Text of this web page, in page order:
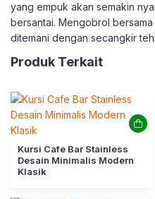
yang empuk akan semakin
bersantai. Mengobrol
ditemani dengan secangkir
Produk Terkait
Kursi Cafe Bar Stainless
Desain Minimalis Modern
Klasik